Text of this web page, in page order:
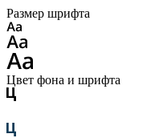
Размер шрифта
Цвет фона и шрифта